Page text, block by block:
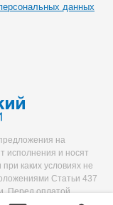
данных
на
исполнения и носят
каких условиях не
Статьи 437
Перед оплатой